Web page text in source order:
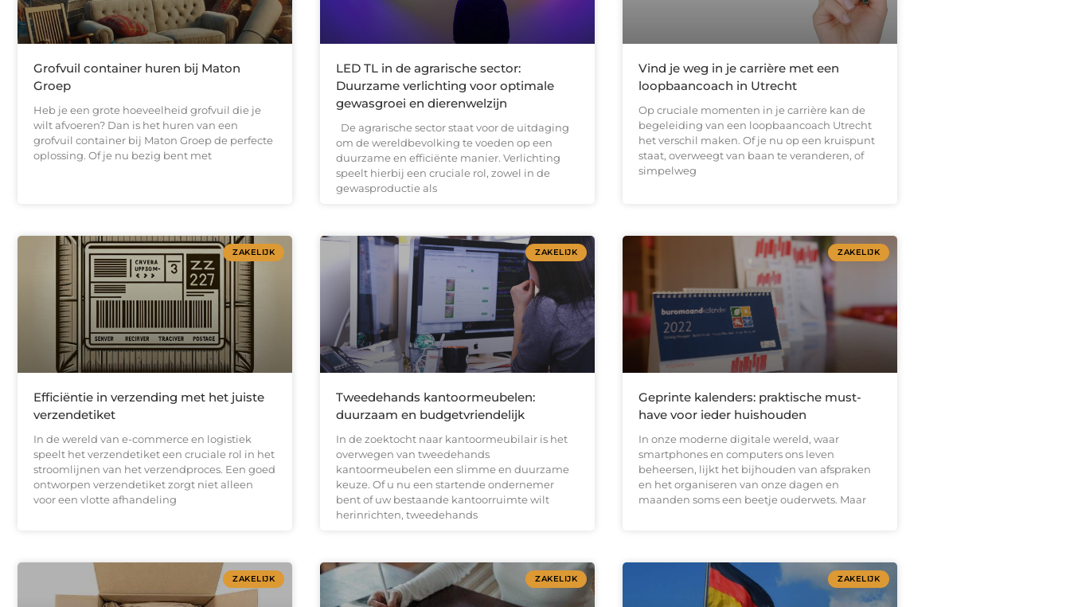
Grofvuil container huren bij Maton
Groep
Heb je een grote hoeveelheid grofvuil die je
wilt afvoeren? Dan is het huren van een
grofvuil container bij Maton Groep de perfecte
oplossing. Of je nu bezig bent met
LED TL in de agrarische sector:
Duurzame verlichting voor optimale
gewasgroei en dierenwelzijn
De agrarische sector staat voor de uitdaging
om de wereldbevolking te voeden op een
duurzame en efficiënte manier. Verlichting
speelt hierbij een cruciale rol, zowel in de
gewasproductie als
Vind je weg in je carrière met een
loopbaancoach in Utrecht
Op cruciale momenten in je carrière kan de
begeleiding van een loopbaancoach Utrecht
het verschil maken. Of je nu op een kruispunt
staat, overweegt van baan te veranderen, of
simpelweg
ZAKELIJK
Efficiëntie in verzending met het juiste
verzendetiket
In de wereld van e-commerce en logistiek
speelt het verzendetiket een cruciale rol in het
stroomlijnen van het verzendproces. Een goed
ontworpen verzendetiket zorgt niet alleen
voor een vlotte afhandeling
ZAKELIJK
Tweedehands kantoormeubelen:
duurzaam en budgetvriendelijk
In de zoektocht naar kantoormeubilair is het
overwegen van tweedehands
kantoormeubelen een slimme en duurzame
keuze. Of u nu een startende ondernemer
bent of uw bestaande kantoorruimte wilt
herinrichten, tweedehands
ZAKELIJK
Geprinte kalenders: praktische must-
have voor ieder huishouden
In onze moderne digitale wereld, waar
smartphones en computers ons leven
beheersen, lijkt het bijhouden van afspraken
en het organiseren van onze dagen en
maanden soms een beetje ouderwets. Maar
ZAKELIJK ZAKELIJK ZAKELIJK